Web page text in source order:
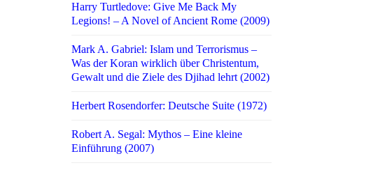
Harry Turtledove: Give Me Back My
Legions! – A Novel of Ancient Rome (2009)
Mark A. Gabriel: Islam und Terrorismus –
Was der Koran wirklich über Christentum,
Gewalt und die Ziele des Djihad lehrt (2002)
Herbert Rosendorfer: Deutsche Suite (1972)
Robert A. Segal: Mythos – Eine kleine
Einführung (2007)